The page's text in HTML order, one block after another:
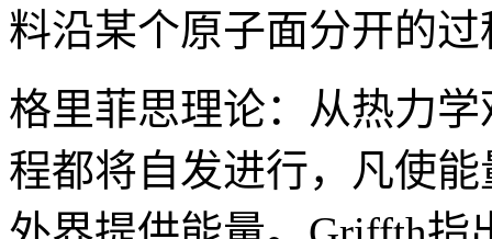
料沿某个原子面分开的过
格里菲思理论：从热力
程都将自发进行，凡使